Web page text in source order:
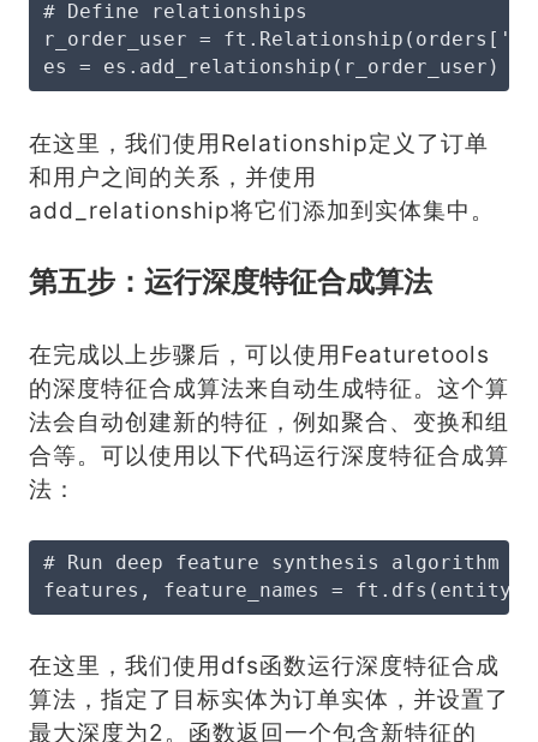
# Define relationships
r_order_user =
es = es.add_relationship(r_order_user)
在这里，我们使用Relationship定义了订单
和用户之间的关系，并使用
add_relationship将它们添加到实体集中。
第五步：运行深度特征合成算法
在完成以上步骤后，可以使用Featuretools
的深度特征合成算法来自动生成特征。这个算
法会自动创建新的特征，例如聚合、变换和组
合等。可以使用以下代码运行深度特征合成算
法：
# Run deep feature synthesis algorithm
features, feature_names =
在这里，我们使用dfs函数运行深度特征合成
算法，指定了目标实体为订单实体，并设置了
最大深度为2。函数返回一个包含新特征的